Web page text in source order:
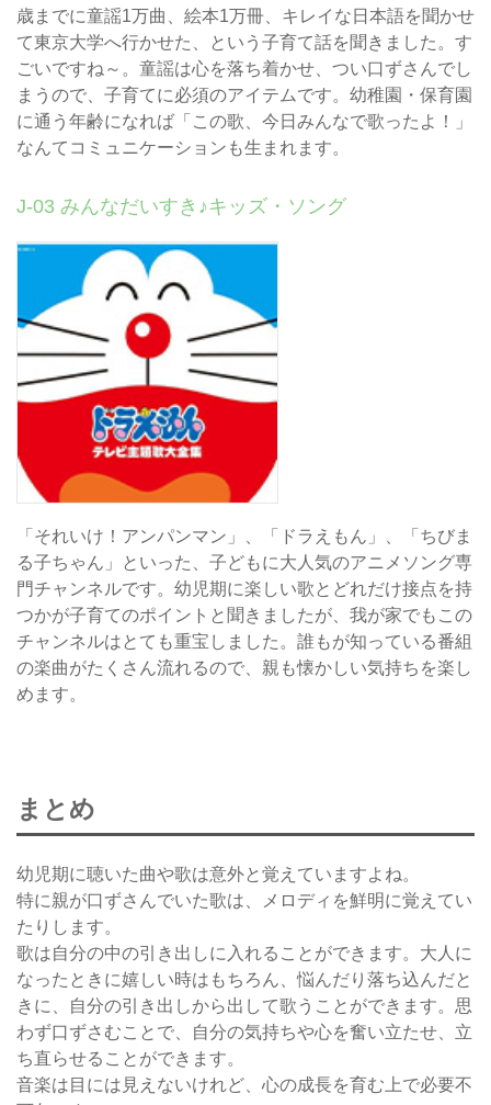
歳までに童謡1万曲、絵本1万冊、キレイな日本語を聞かせ
て東京大学へ行かせた、という子育て話を聞きました。す
ごいですね～。童謡は心を落ち着かせ、つい口ずさんでし
まうので、子育てに必須のアイテムです。幼稚園・保育園
に通う年齢になれば「この歌、今日みんなで歌ったよ！」
なんてコミュニケーションも生まれます。
J-03 みんなだいすき♪キッズ・ソング
「それいけ！アンパンマン」、「ドラえもん」、「ちびま
る子ちゃん」といった、子どもに大人気のアニメソング専
門チャンネルです。幼児期に楽しい歌とどれだけ接点を持
つかが子育てのポイントと聞きましたが、我が家でもこの
チャンネルはとても重宝しました。誰もが知っている番組
の楽曲がたくさん流れるので、親も懐かしい気持ちを楽し
めます。
まとめ
幼児期に聴いた曲や歌は意外と覚えていますよね。
特に親が口ずさんでいた歌は、メロディを鮮明に覚えてい
たりします。
歌は自分の中の引き出しに入れることができます。大人に
なったときに嬉しい時はもちろん、悩んだり落ち込んだと
きに、自分の引き出しから出して歌うことができます。思
わず口ずさむことで、自分の気持ちや心を奮い立たせ、立
ち直らせることができます。
音楽は目には見えないけれど、心の成長を育む上で必要不